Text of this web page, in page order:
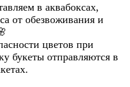
в аквабоксах,
от обезвоживания и
цветов при
букеты отправляются в